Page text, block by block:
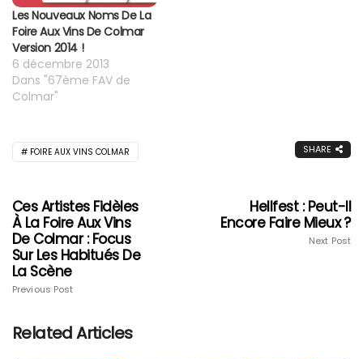
Les Nouveaux Noms De La
Foire Aux Vins De Colmar
Version 2014 !
6 décembre 2013
Dans "67ème FAV de
Colmar"
FOIRE AUX VINS COLMAR SHARE
Ces Artistes Fidèles
À La Foire Aux Vins
De Colmar : Focus
Sur Les Habitués De
La Scène
Previous Post
Hellfest : Peut-Il
Encore Faire Mieux ?
Next Post
Related Articles